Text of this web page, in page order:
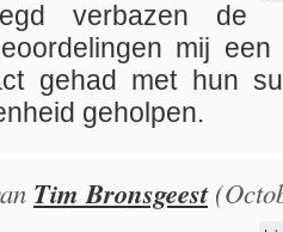
verbazen de
mij
gehad met hun
geholpen.
Tim Bronsgeest